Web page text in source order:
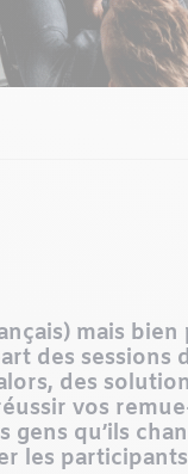
mais bien
des
des
vos
qu’ils
les